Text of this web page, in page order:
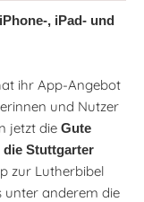
, iPad- und
ihr App-Angebot
und Nutzer
jetzt die Gute
die Stuttgarter
zur Lutherbibel
unter anderem die